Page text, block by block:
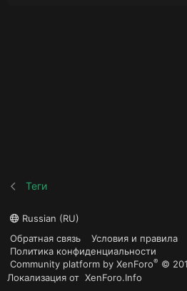
Теги
Russian (RU)
Обратная связь
Условия и правила
Политика конфиденциальности
Community platform by XenForo® ©
Локализация от XenForo.Info